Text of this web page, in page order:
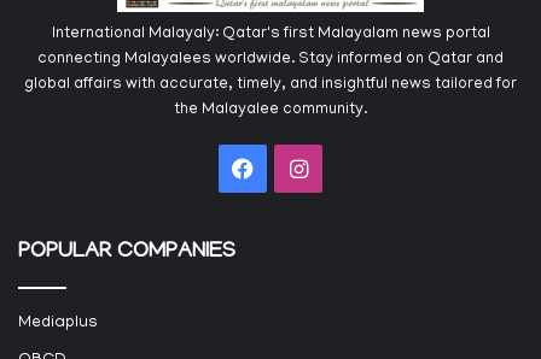
International Malayaly: Qatar's first Malayalam news portal
connecting Malayalees worldwide. Stay informed on Qatar and
global affairs with accurate, timely, and insightful news tailored for
the Malayalee community.
FacebookInstagram
POPULAR COMPANIES
Mediaplus